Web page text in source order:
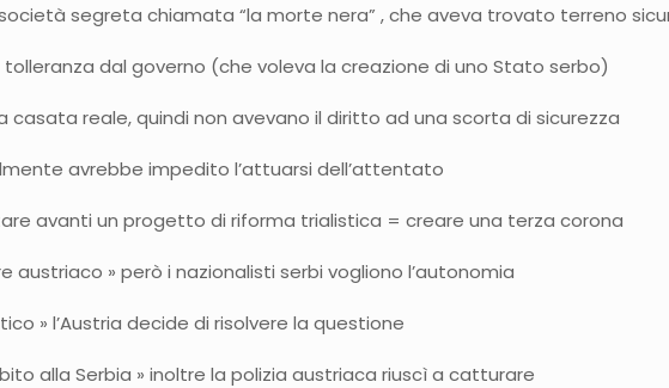
segreta chiamata “la morte nera” , che aveva trovato terreno
dal governo (che voleva la creazione di uno Stato serbo)
casata reale, quindi non avevano il diritto ad una scorta di sicurezza
avrebbe impedito l’attuarsi dell’attentato
avanti un progetto di riforma trialistica = creare una terza corona
austriaco » però i nazionalisti serbi vogliono l’autonomia
» l’Austria decide di risolvere la questione
alla Serbia » inoltre la polizia austriaca riuscì a catturare